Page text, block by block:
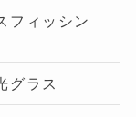
フィッシン
グラス